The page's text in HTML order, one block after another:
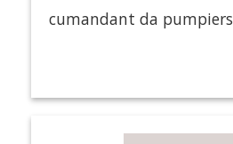
cumandant da pumpiers